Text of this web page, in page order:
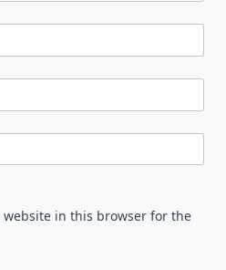
website in this browser for the